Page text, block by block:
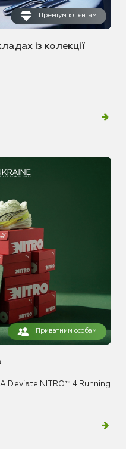
Преміум клієнтам
із колекції
Приватним особам
Deviate NITRO™ 4 Running